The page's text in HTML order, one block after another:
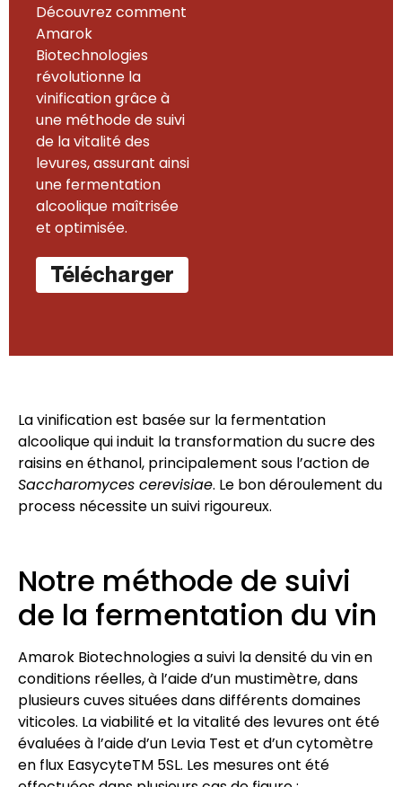
Découvrez comment
Amarok
Biotechnologies
révolutionne la
vinification grâce à
une méthode de suivi
de la vitalité des
levures, assurant ainsi
une fermentation
alcoolique maîtrisée
et optimisée.
Télécharger
La vinification est basée sur la fermentation
alcoolique qui induit la transformation du sucre des
raisins en éthanol, principalement sous l’action de
Saccharomyces cerevisiae. Le bon déroulement du
process nécessite un suivi rigoureux.
Notre méthode de suivi
de la fermentation du vin
Amarok Biotechnologies a suivi la densité du vin en
conditions réelles, à l’aide d’un mustimètre, dans
plusieurs cuves situées dans différents domaines
viticoles. La viabilité et la vitalité des levures ont été
évaluées à l’aide d’un Levia Test et d’un cytomètre
en flux EasycyteTM 5SL. Les mesures ont été